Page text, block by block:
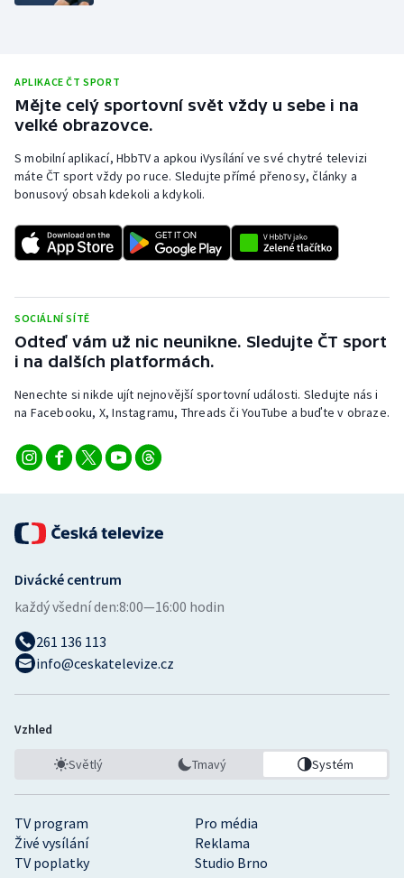
Moderní pětiboj
Olympijské hry
Plavání
Plážový volejbal
Rychlobruslení
Rychlostní kanoistika
Short track
Sportovní střelba
Triatlon
Veslování
Vodní slalom
Volejbal
APLIKACE ČT SPORT
Mějte celý sportovní svět vždy u sebe i na
velké obrazovce.
S mobilní aplikací, HbbTV a apkou iVysílání ve své chytré televizi
máte ČT sport vždy po ruce. Sledujte přímé přenosy, články a
bonusový obsah kdekoli a kdykoli.
SOCIÁLNÍ SÍTĚ
Odteď vám už nic neunikne. Sledujte ČT sport
i na dalších platformách.
Nenechte si nikde ujít nejnovější sportovní události. Sledujte nás i
na Facebooku, X, Instagramu, Threads či YouTube a buďte v obraze.
TV program
Pro média
Živé vysílání
Reklama
TV poplatky
Studio Brno
Divácké centrum
každý všední den:8:00—16:00 hodin
261 136 113
info@ceskatelevize.cz
Vzhled
Světlý Tmavý Systém